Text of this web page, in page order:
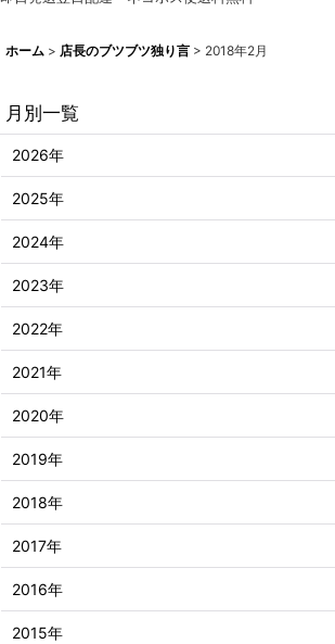
ホーム > 店長のブツブツ独り言 > 2018年2月
月別一覧
2026年
2025年
2024年
2023年
2022年
2021年
2020年
2019年
2018年
2017年
2016年
2015年